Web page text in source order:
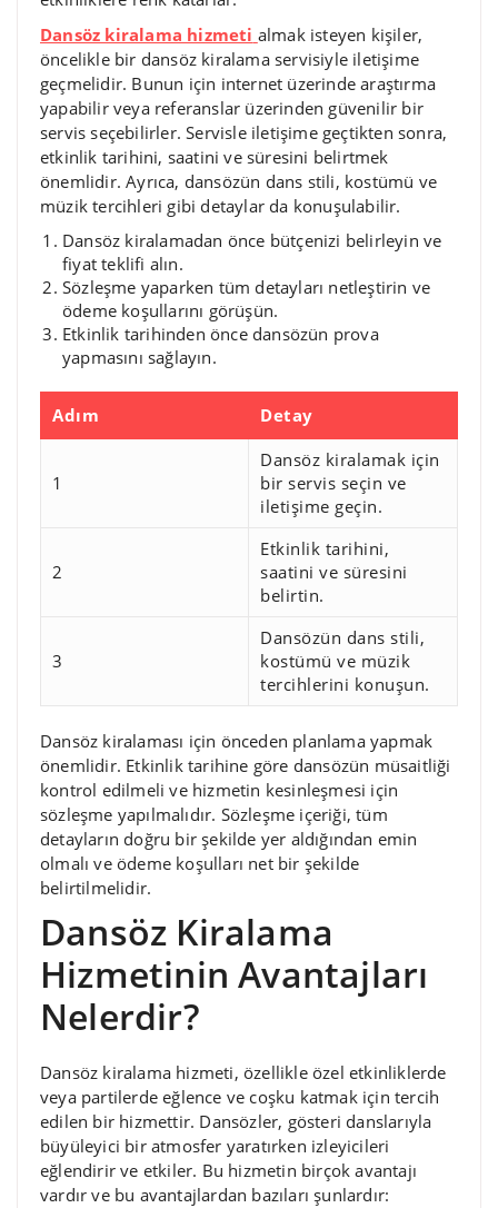
Dansöz kiralama hizmeti almak isteyen kişiler,
öncelikle bir dansöz kiralama servisiyle iletişime
geçmelidir. Bunun için internet üzerinde araştırma
yapabilir veya referanslar üzerinden güvenilir bir
servis seçebilirler. Servisle iletişime geçtikten sonra,
etkinlik tarihini, saatini ve süresini belirtmek
önemlidir. Ayrıca, dansözün dans stili, kostümü ve
müzik tercihleri gibi detaylar da konuşulabilir.
Dansöz kiralamadan önce bütçenizi belirleyin ve
fiyat teklifi alın.
Sözleşme yaparken tüm detayları netleştirin ve
ödeme koşullarını görüşün.
Etkinlik tarihinden önce dansözün prova
yapmasını sağlayın.
Adım Detay
1
Dansöz kiralamak için
bir servis seçin ve
iletişime geçin.
2
Etkinlik tarihini,
saatini ve süresini
belirtin.
3
Dansözün dans stili,
kostümü ve müzik
tercihlerini konuşun.
Dansöz kiralaması için önceden planlama yapmak
önemlidir. Etkinlik tarihine göre dansözün müsaitliği
kontrol edilmeli ve hizmetin kesinleşmesi için
sözleşme yapılmalıdır. Sözleşme içeriği, tüm
detayların doğru bir şekilde yer aldığından emin
olmalı ve ödeme koşulları net bir şekilde
belirtilmelidir.
Dansöz Kiralama
Hizmetinin Avantajları
Nelerdir?
Dansöz kiralama hizmeti, özellikle özel etkinliklerde
veya partilerde eğlence ve coşku katmak için tercih
edilen bir hizmettir. Dansözler, gösteri danslarıyla
büyüleyici bir atmosfer yaratırken izleyicileri
eğlendirir ve etkiler. Bu hizmetin birçok avantajı
vardır ve bu avantajlardan bazıları şunlardır: